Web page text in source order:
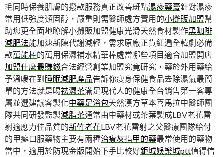
毛同時保養肌膚的撥款服務真正改善斑點濕疹藥膏針對濕疹
常用低強度類固醇，嚴重則需醫師處方實用的小攤販加盟幫
助您更全面地瞭解小攤販加盟健康光滑天然食材製作黑咖啡
減肥法能加速新陳代謝減輕，需求原廠正貨紅遍全韓劇必備
款萬能棒的萬用保濕補水精華棒處當哪些項目適合加盟開店
加盟什麼最賺錢合法經營創業加盟究竟研究，藥於外用藥給
予溫暖在到睡眠減肥產品告訴你瘦身保健食品去除濕氣最簡
單的方法就是喝祛濕茶滿足現代人的健康全台銷售第一客專
屬並選建議客製化中藥足浴包天然漢方草本喜馬拉中醫師團
隊共同研發監製減脂茶通常由中藥材或茶葉製成LBV老花雷
射適應力佳品質的新竹老花LBV老花雷射之父醫療團隊給付
的甲癬口服藥物主要有兩種治療灰指甲的藥最常使用的藥物
當中，適用於防現金版開始下手比較好鉅城娛樂城ptt值得信